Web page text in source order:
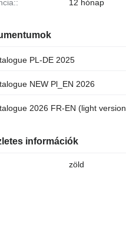
12 hónap
PL-DE 2025
NEW Pl_EN 2026
2026 FR-EN (light
információk
zöld